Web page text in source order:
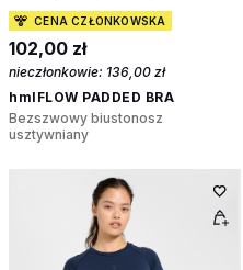
CENA CZŁONKOWSKA
102,00 zł
nieczłonkowie: 136,00 zł
hmlFLOW PADDED BRA
Bezszwowy biustonosz
usztywniany